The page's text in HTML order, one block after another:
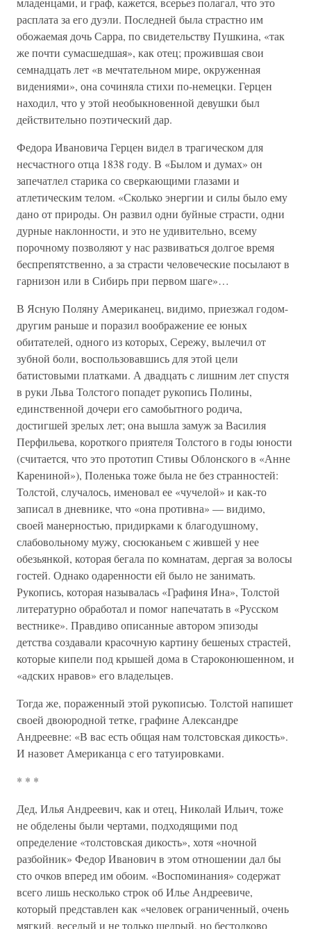
расплата за его дуэли. Последней была страстно им
обожаемая дочь Сарра, по свидетельству Пушкина, «так
же почти сумасшедшая», как отец; прожившая свои
семнадцать лет «в мечтательном мире, окруженная
видениями», она сочиняла стихи по-немецки. Герцен
находил, что у этой необыкновенной девушки был
действительно поэтический дар.
Федора Ивановича Герцен видел в трагическом для
несчастного отца 1838 году. В «Былом и думах» он
запечатлел старика со сверкающими глазами и
атлетическим телом. «Сколько энергии и силы было ему
дано от природы. Он развил одни буйные страсти, одни
дурные наклонности, и это не удивительно, всему
порочному позволяют у нас развиваться долгое время
беспрепятственно, а за страсти человеческие посылают в
гарнизон или в Сибирь при первом шаге»…
В Ясную Поляну Американец, видимо, приезжал годом-
другим раньше и поразил воображение ее юных
обитателей, одного из которых, Сережу, вылечил от
зубной боли, воспользовавшись для этой цели
батистовыми платками. А двадцать с лишним лет спустя
в руки Льва Толстого попадет рукопись Полины,
единственной дочери его самобытного родича,
достигшей зрелых лет; она вышла замуж за Василия
Перфильева, короткого приятеля Толстого в годы юности
(считается, что это прототип Стивы Облонского в «Анне
Карениной»), Поленька тоже была не без странностей:
Толстой, случалось, именовал ее «чучелой» и как-то
записал в дневнике, что «она противна» — видимо,
своей манерностью, придирками к благодушному,
слабовольному мужу, сюсюканьем с жившей у нее
обезьянкой, которая бегала по комнатам, дергая за волосы
гостей. Однако одаренности ей было не занимать.
Рукопись, которая называлась «Графиня Ина», Толстой
литературно обработал и помог напечатать в «Русском
вестнике». Правдиво описанные автором эпизоды
детства создавали красочную картину бешеных страстей,
которые кипели под крышей дома в Староконюшенном, и
«адских нравов» его владельцев.
Тогда же, пораженный этой рукописью. Толстой напишет
своей двоюродной тетке, графине Александре
Андреевне: «В вас есть общая нам толстовская дикость».
И назовет Американца с его татуировками.
* * *
Дед, Илья Андреевич, как и отец, Николай Ильич, тоже
не обделены были чертами, подходящими под
определение «толстовская дикость», хотя «ночной
разбойник» Федор Иванович в этом отношении дал бы
сто очков вперед им обоим. «Воспоминания» содержат
всего лишь несколько строк об Илье Андреевиче,
который представлен как «человек ограниченный, очень
мягкий, веселый и не только щедрый, но бестолково